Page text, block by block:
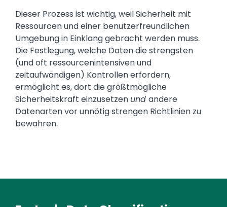
Dieser Prozess ist wichtig, weil Sicherheit mit
Ressourcen und einer benutzerfreundlichen
Umgebung in Einklang gebracht werden muss.
Die Festlegung, welche Daten die strengsten
(und oft ressourcenintensiven und
zeitaufwändigen) Kontrollen erfordern,
ermöglicht es, dort die größtmögliche
Sicherheitskraft einzusetzen und andere
Datenarten vor unnötig strengen Richtlinien zu
bewahren.